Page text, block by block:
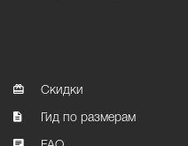
Скидки
Гид по размерам